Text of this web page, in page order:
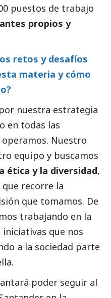
puestos de trabajo
propios y
retos y desafíos
materia y cómo
nuestra estrategia
en todas las
Nuestro
equipo y buscamos
ética y la diversidad,
recorre la
que tomamos. De
trabajando en la
iniciativas que nos
a la sociedad parte
poder seguir al